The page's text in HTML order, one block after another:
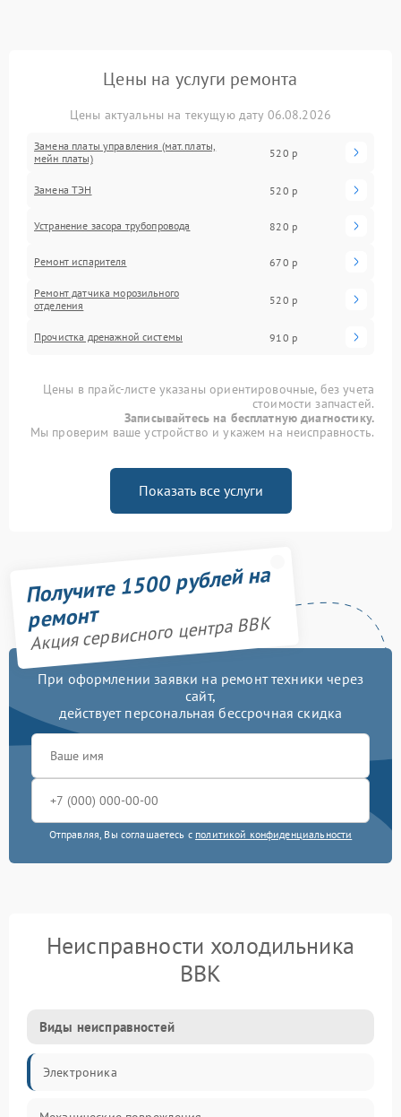
Цены на услуги ремонта
Цены актуальны на текущую дату 06.08.2026
Замена платы управления (мат.платы,
мейн платы)
520 р
Замена ТЭН 520 р
Устранение засора трубопровода 820 р
Ремонт испарителя 670 р
Ремонт датчика морозильного
отделения
520 р
Прочистка дренажной системы 910 р
Цены в прайс-листе указаны ориентировочные, без учета
стоимости запчастей.
Записывайтесь на бесплатную диагностику.
Мы проверим ваше устройство и укажем на неисправность.
Показать все услуги
Получите 1500 рублей на
ремонт
Акция сервисного центра BBK
При оформлении заявки на ремонт техники через
сайт,
действует персональная бессрочная скидка
Отправляя, Вы соглашаетесь с политикой конфиденциальности
Неисправности холодильника
BBK
Виды неисправностей
Электроника